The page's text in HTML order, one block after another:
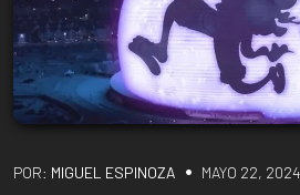
POR: MIGUEL ESPINOZA • MAYO 22, 2024